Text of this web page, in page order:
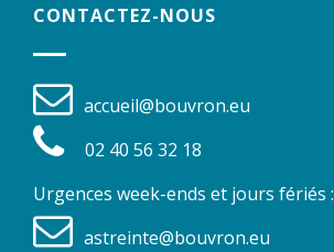
CONTACTEZ-NOUS
accueil@bouvron.eu
02 40 56 32 18
Urgences week-ends et jours fériés :
astreinte@bouvron.eu